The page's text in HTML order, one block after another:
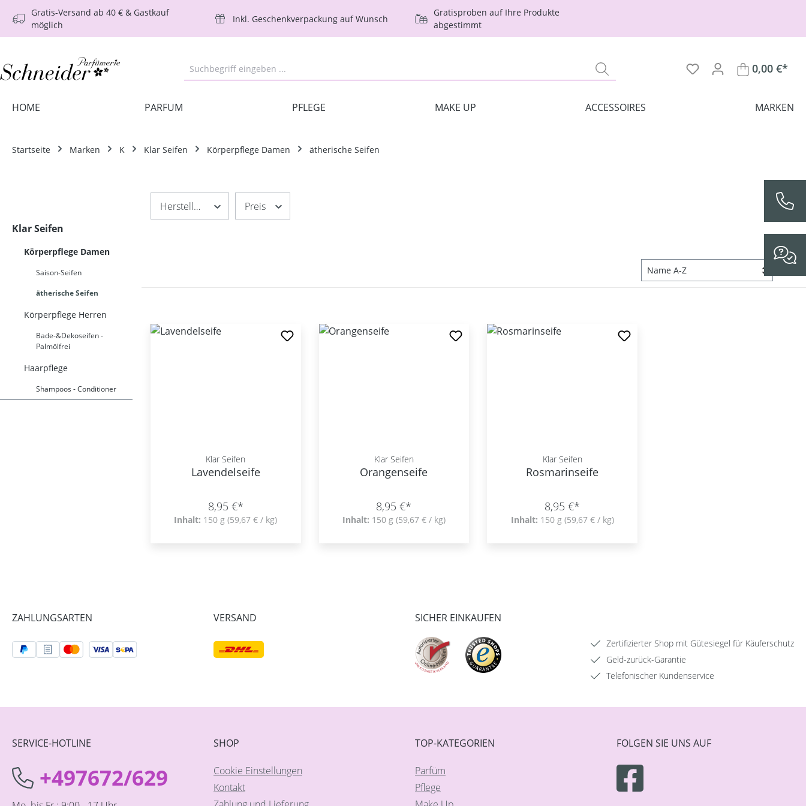
Hauptinhalt springen
Zur Suche springen
Zur Hauptnavigation springen
Gratis-Versand ab 40 € & Gastkauf
möglich
Inkl. Geschenkverpackung auf Wunsch
Gratisproben auf Ihre Produkte
abgestimmt
0,00 €*
HOME PARFUM PFLEGE MAKE UP ACCESSOIRES MARKEN
Startseite Marken K Klar Seifen Körperpflege Damen ätherische Seifen
Klar Seifen
Körperpflege Damen
Saison-Seifen
ätherische Seifen
Körperpflege Herren
Bade-&Dekoseifen -
Palmölfrei
Haarpflege
Shampoos - Conditioner
Hersteller Preis
Klar Seifen
Lavendelseife
8,95 €*
Inhalt: 150 g(59,67 € / kg)
Klar Seifen
Orangenseife
8,95 €*
Inhalt: 150 g (59,67 € / kg)
Klar Seifen
Rosmarinseife
8,95 €*
Inhalt: 150 g (59,67 € / kg)
ZAHLUNGSARTEN VERSAND SICHER EINKAUFEN
Zertifizierter Shop mit Gütesiegel für Käuferschutz
Geld-zurück-Garantie
Telefonischer Kundenservice
SERVICE-HOTLINE
+497672/629
SHOP
Cookie Einstellungen
Kontakt
TOP-KATEGORIEN
Parfüm
Pflege
FOLGEN SIE UNS AUF